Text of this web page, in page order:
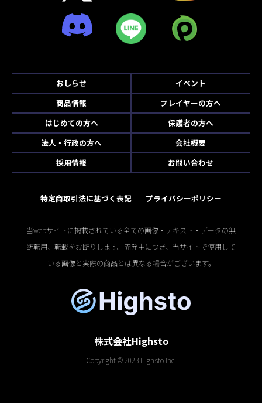
おしらせ
イベント
商品情報
プレイヤーの方へ
はじめての方へ
保護者の方へ
法人・行政の方へ
会社概要
採用情報
お問い合わせ
特定商取引法に基づく表記 プライバシーポリシー
当webサイトに掲載されている全ての画像・テキスト・データの無
断転用、転載をお断りします。開発中につき、当サイトで使用して
いる画像と実際の商品とは異なる場合がございます。
株式会社Highsto
Copyright © 2023 Highsto Inc.